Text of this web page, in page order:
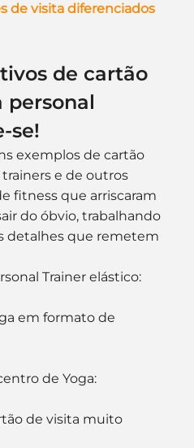
de visita diferenciados
de cartão
personal
se!
exemplos de cartão
e de outros
fitness que arriscaram
do óbvio, trabalhando
detalhes que remetem
Trainer elástico:
em formato de
de Yoga:
de visita muito